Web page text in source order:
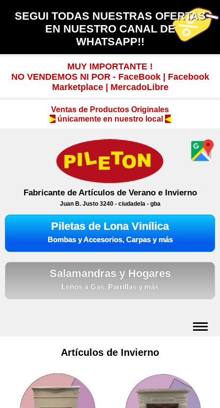
SEGUI TODAS NUESTRAS OFERTAS
EN NUESTRO CANAL DE
WHATSAPP!!
MUY IMPORTANTE !
NO VENDEMOS NI POR - FaceBook | Facebook
Marketplace | MercadoLibre
Ventas de Productos Originales
▶únicamente en nuestro local ◀
Fabricante de Artículos de Verano e Invierno
Juan B. Justo 3240 - ciudadela - gba
Piletas de Lona Vinílica
Bombas y Accesorios, Carpas y más
Salamandras y Hogares
Leños a Gas, Parrillas y más
Medios de Pago
Artículos de Invierno